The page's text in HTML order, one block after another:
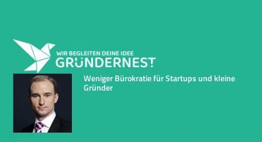
Weniger Bürokratie für Startups und kleine
Gründer